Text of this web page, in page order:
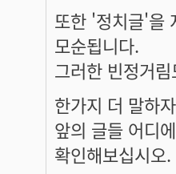
또한 '정치글'을
모순됩니다.
그러한 빈정거
한가지 더 말하
앞의 글들 어디
확인해보십시오.